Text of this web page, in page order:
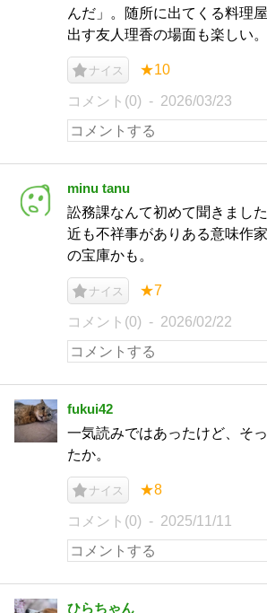
んだ」。随所に出てくる料理
出す友人理香の場面も楽しい。
ナイス ★10
コメント(0) 2026/03/23
minu tanu
訟務課なんて初めて聞きまし
近も不祥事がありある意味作
の宝庫かも。
ナイス ★7
コメント(0) 2026/02/22
fukui42
一気読みではあったけど、そ
たか。
ナイス ★8
コメント(0) 2025/11/11
ひらちゃん